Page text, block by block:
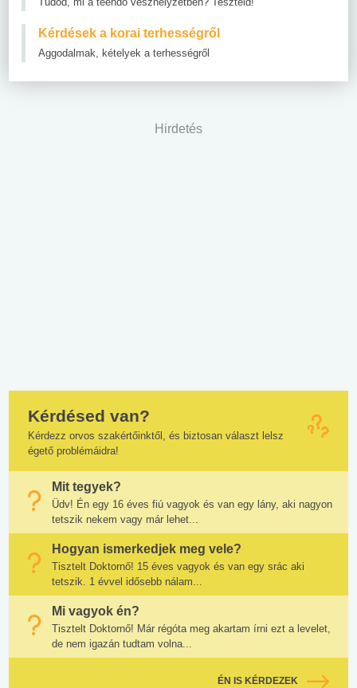
Kérdések a korai terhességről
Aggodalmak, kételyek a terhességről
Hirdetés
Kérdésed van?
Kérdezz orvos szakértőinktől, és biztosan választ lelsz
égető problémáidra!
Mit tegyek?
Üdv! Én egy 16 éves fiú vagyok és van egy lány, aki nagyon
tetszik nekem vagy már lehet...
Hogyan ismerkedjek meg vele?
Tisztelt Doktornő! 15 éves vagyok és van egy srác aki
tetszik. 1 évvel idősebb nálam...
Mi vagyok én?
Tisztelt Doktornő! Már régóta meg akartam írni ezt a levelet,
de nem igazán tudtam volna...
ÉN IS KÉRDEZEK